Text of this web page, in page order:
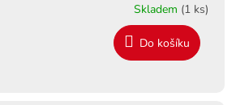
Skladem (1 ks)
Do košíku